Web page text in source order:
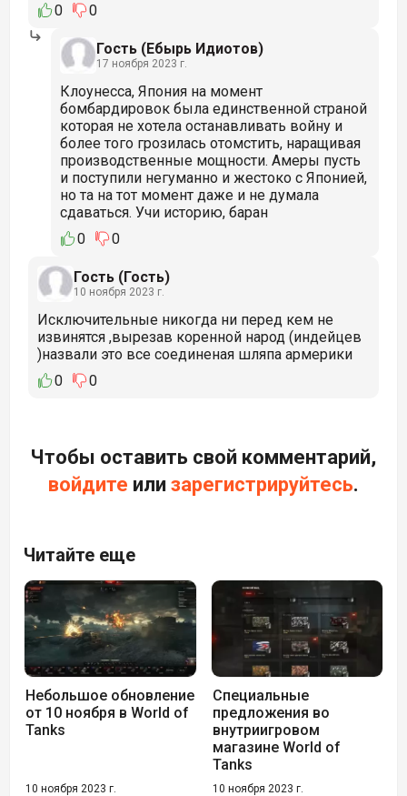
0
0
Гость (Ебырь Идиотов)
17 ноября 2023 г.
Клоунесса, Япония на момент
бомбардировок была единственной страной
которая не хотела останавливать войну и
более того грозилась отомстить, наращивая
производственные мощности. Амеры пусть
и поступили негуманно и жестоко с Японией,
но та на тот момент даже и не думала
сдаваться. Учи историю, баран
0
0
Гость (Гость)
10 ноября 2023 г.
Исключительные никогда ни перед кем не
извинятся ,вырезав коренной народ (индейцев
)назвали это все соединеная шляпа армерики
0
0
Чтобы оставить свой комментарий,
войдите или зарегистрируйтесь.
Читайте еще
Небольшое обновление
от 10 ноября в World of
Tanks
10 ноября 2023 г.
Специальные
предложения во
внутриигровом
магазине World of
Tanks
10 ноября 2023 г.